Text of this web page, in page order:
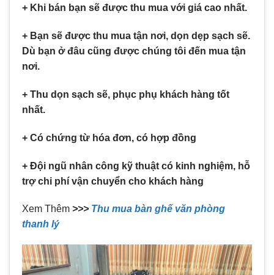
+ Khi bán bạn sẽ được thu mua với giá cao nhất.
+ Bạn sẽ được thu mua tận nơi, dọn dẹp sạch sẽ.
Dù bạn ở đâu cũng được chúng tôi đến mua tận
nơi.
+ Thu dọn sạch sẽ, phục phụ khách hàng tốt
nhất.
+ Có chứng từ hóa đơn, có hợp đồng
+ Đội ngũ nhân công kỹ thuật có kinh nghiệm, hỗ
trợ chi phí vận chuyển cho khách hàng
Xem Thêm >>> Thu mua bàn ghế văn phòng
thanh lý